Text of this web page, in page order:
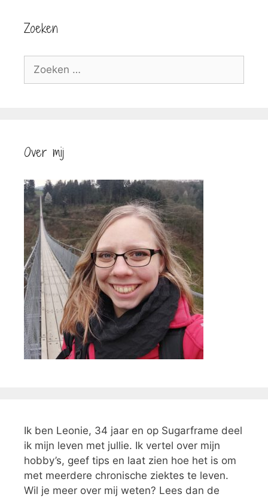
Zoeken
naar:
Over mij
Ik ben Leonie, 34 jaar en op Sugarframe deel
ik mijn leven met jullie. Ik vertel over mijn
hobby’s, geef tips en laat zien hoe het is om
met meerdere chronische ziektes te leven.
Wil je meer over mij weten? Lees dan de